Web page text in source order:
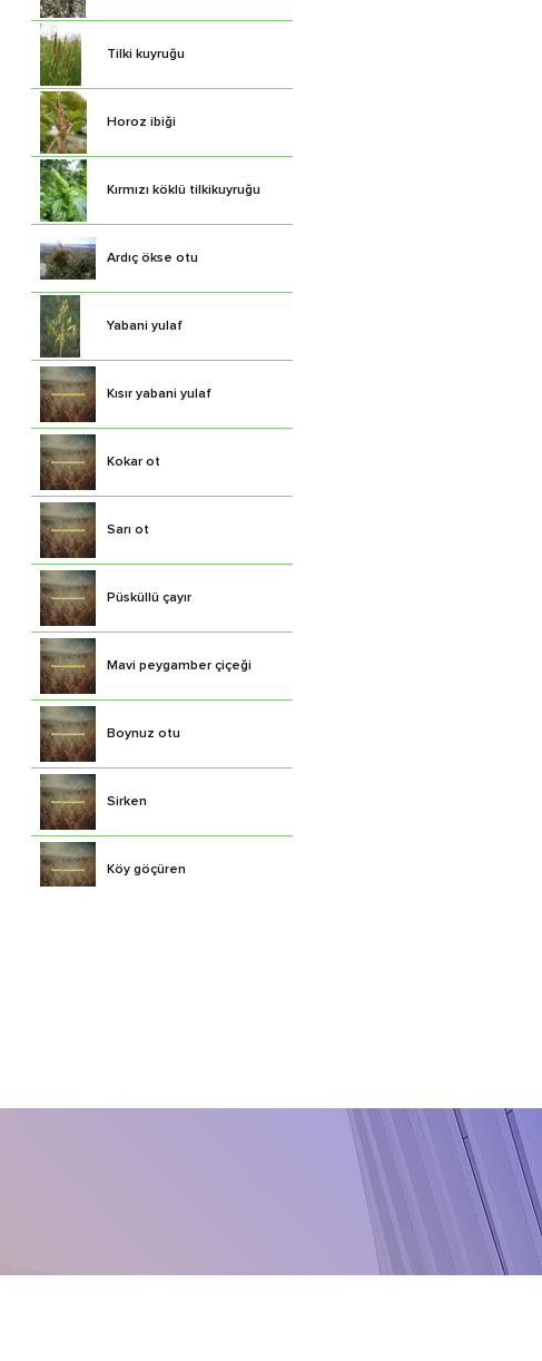
Tilki kuyruğu
Horoz ibiği
Kırmızı köklü tilkikuyruğu
Ardıç ökse otu
Yabani yulaf
Kısır yabani yulaf
Kokar ot
Sarı ot
Püsküllü çayır
Mavi peygamber çiçeği
Boynuz otu
Sirken
Köy göçüren
Köpek dişi ayrığı